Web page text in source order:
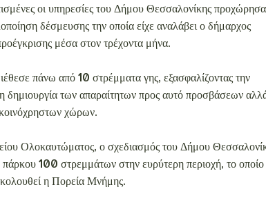
οι υπηρεσίες του Δήμου Θεσσαλονίκης
δέσμευσης την οποία είχε αναλάβει ο δήμαρχος
μέσα στον τρέχοντα μήνα.
πάνω από 10 στρέμματα γης, εξασφαλίζοντας την
των απαραίτητων προς αυτό προσβάσεων
χώρων.
Ολοκαυτώματος, ο σχεδιασμός του Δήμου
πάρκου 100 στρεμμάτων στην ευρύτερη περιοχή, το
η Πορεία Μνήμης.